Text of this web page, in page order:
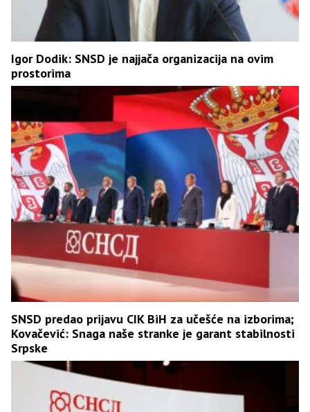
Igor Dodik: SNSD je najjača organizacija na ovim
prostorima
SNSD predao prijavu CIK BiH za učešće na izborima;
Kovačević: Snaga naše stranke je garant stabilnosti
Srpske